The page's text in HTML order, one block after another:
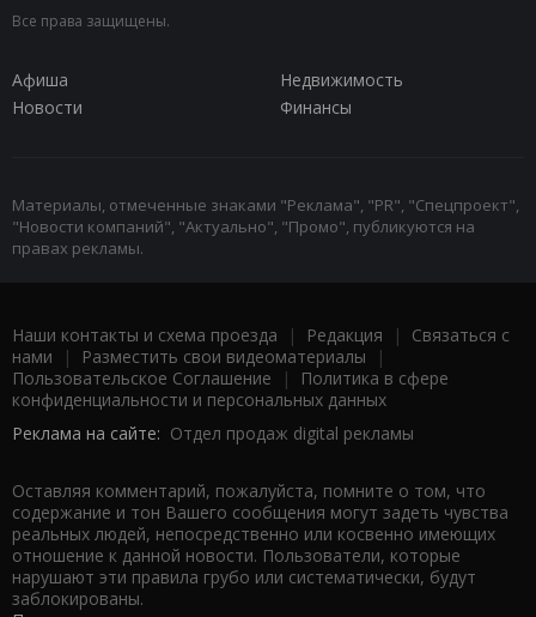
Все права защищены.
Афиша
Недвижимость
Новости
Финансы
Материалы, отмеченные знаками "Реклама", "PR", "Спецпроект",
"Новости компаний", "Актуально", "Промо", публикуются на
правах рекламы.
Наши контакты и схема проезда | Редакция | Связаться с
нами | Разместить свои видеоматериалы |
Пользовательское Соглашение |
Политика в сфере
конфиденциальности и персональных данных
Реклама на сайте: Отдел продаж digital рекламы
Оставляя комментарий, пожалуйста, помните о том, что
содержание и тон Вашего сообщения могут задеть чувства
реальных людей, непосредственно или косвенно имеющих
отношение к данной новости. Пользователи, которые
нарушают эти правила грубо или систематически, будут
заблокированы.